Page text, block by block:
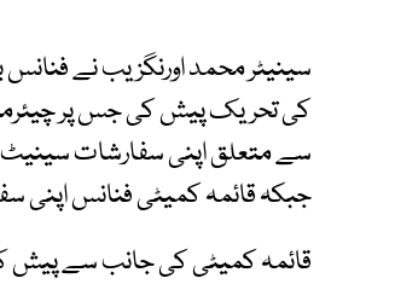
کی تحریک پیش کی جس پر
جبکہ قائمہ کمیٹی فنانس اپنی سفارشات جمعے کے